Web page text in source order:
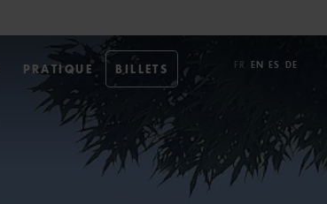
PRATIQUE BILLETS FR EN ES DE